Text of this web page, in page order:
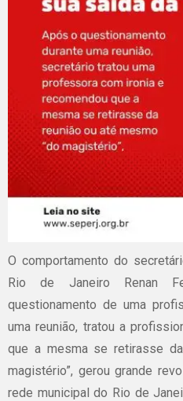
O comportamento do
Rio de Janeiro Renan
questionamento de uma
uma reunião, tratou a
que a mesma se retirasse
magistério”, gerou grande
rede municipal do Rio de